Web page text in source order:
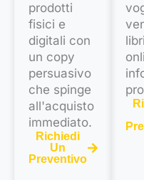
prodotti
fisici e
digitali con
un copy
persuasivo
che spinge
all'acquisto
immediato.
Richiedi
Un
Preventivo